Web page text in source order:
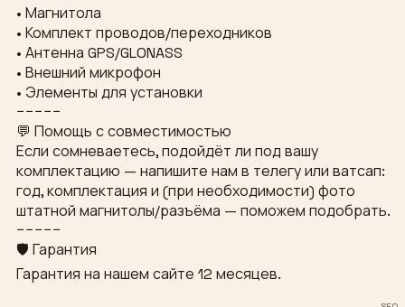
• Магнитола
• Комплект проводов/переходников
• Антенна GPS/GLONASS
• Внешний микрофон
• Элементы для установки
−−−−−
💬 Помощь с совместимостью
Если сомневаетесь, подойдёт ли под вашу
комплектацию — напишите нам в телегу или ватсап:
год, комплектация и (при необходимости) фото
штатной магнитолы/разъёма — поможем подобрать.
−−−−−
🛡 Гарантия
Гарантия на нашем сайте 12 месяцев.